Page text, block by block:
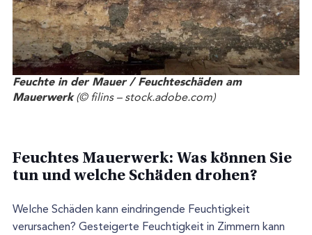
Feuchte in der Mauer / Feuchteschäden am
Mauerwerk(© filins – stock.adobe.com)
Feuchtes Mauerwerk: Was können Sie
tun und welche Schäden drohen?
Welche Schäden kann eindringende Feuchtigkeit
verursachen? Gesteigerte Feuchtigkeit in Zimmern kann